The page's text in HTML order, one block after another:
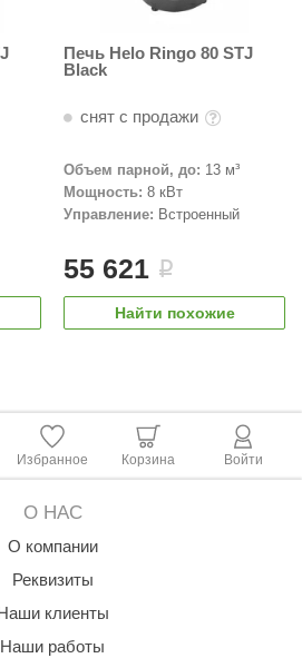
Печь Helo Ringo 80 STJ
Black
снят с продажи
Объем парной, до: 13 м³
Мощность: 8 кВт
Управление: Встроенный
55 621 i
Найти похожие
Избранное Корзина Войти
О НАС
О компании
Реквизиты
клиенты
Наши работы